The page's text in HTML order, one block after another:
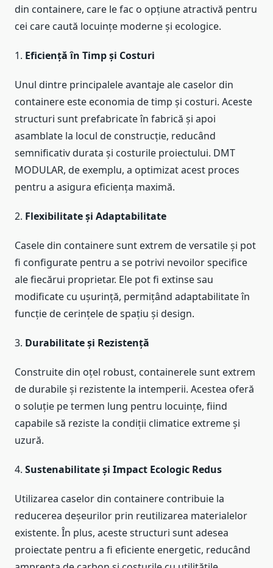
din containere, care le fac o opțiune atractivă pentru
cei care caută locuințe moderne și ecologice.
1. Eficiență în Timp și Costuri
Unul dintre principalele avantaje ale caselor din
containere este economia de timp și costuri. Aceste
structuri sunt prefabricate în fabrică și apoi
asamblate la locul de construcție, reducând
semnificativ durata și costurile proiectului. DMT
MODULAR, de exemplu, a optimizat acest proces
pentru a asigura eficiența maximă.
2. Flexibilitate și Adaptabilitate
Casele din containere sunt extrem de versatile și pot
fi configurate pentru a se potrivi nevoilor specifice
ale fiecărui proprietar. Ele pot fi extinse sau
modificate cu ușurință, permițând adaptabilitate în
funcție de cerințele de spațiu și design.
3. Durabilitate și Rezistență
Construite din oțel robust, containerele sunt extrem
de durabile și rezistente la intemperii. Acestea oferă
o soluție pe termen lung pentru locuințe, fiind
capabile să reziste la condiții climatice extreme și
uzură.
4. Sustenabilitate și Impact Ecologic Redus
Utilizarea caselor din containere contribuie la
reducerea deșeurilor prin reutilizarea materialelor
existente. În plus, aceste structuri sunt adesea
proiectate pentru a fi eficiente energetic, reducând